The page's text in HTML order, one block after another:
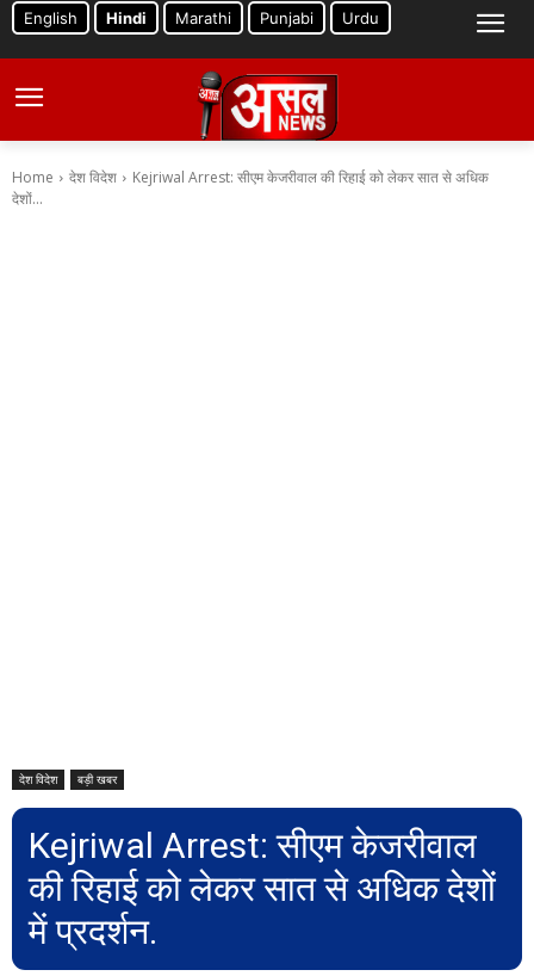
English Hindi Marathi Punjabi Urdu
Home देश विदेश
Kejriwal Arrest: सीएम केजरीवाल की रिहाई को लेकर सात से अधिक
देशों...
देश विदेश बड़ी खबर
Kejriwal Arrest: सीएम केजरीवाल
की रिहाई को लेकर सात से अधिक देशों
में प्रदर्शन.